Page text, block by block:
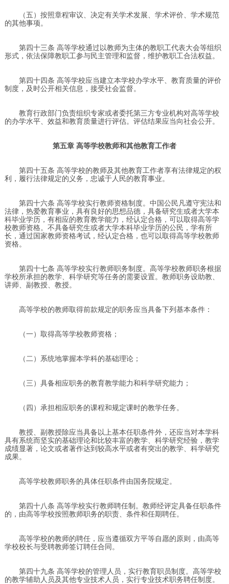
（五）按照章程审议、决定有关学术发展、学术评价、学术规范
的其他事项。
第四十三条 高等学校通过以教师为主体的教职工代表大会等组织
形式，依法保障教职工参与民主管理和监督，维护教职工合法权益。
第四十四条 高等学校应当建立本学校办学水平、教育质量的评价
制度，及时公开相关信息，接受社会监督。
教育行政部门负责组织专家或者委托第三方专业机构对高等学校
的办学水平、效益和教育质量进行评估。评估结果应当向社会公开。
第五章 高等学校教师和其他教育工作者
第四十五条 高等学校的教师及其他教育工作者享有法律规定的权
利，履行法律规定的义务，忠诚于人民的教育事业。
第四十六条 高等学校实行教师资格制度。中国公民凡遵守宪法和
法律，热爱教育事业，具有良好的思想品德，具备研究生或者大学本
科毕业学历，有相应的教育教学能力，经认定合格，可以取得高等学
校教师资格。不具备研究生或者大学本科毕业学历的公民，学有所
长，通过国家教师资格考试，经认定合格，也可以取得高等学校教师
资格。
第四十七条 高等学校实行教师职务制度。高等学校教师职务根据
学校所承担的教学、科学研究等任务的需要设置。教师职务设助教、
讲师、副教授、教授。
高等学校的教师取得前款规定的职务应当具备下列基本条件：
（一）取得高等学校教师资格；
（二）系统地掌握本学科的基础理论；
（三）具备相应职务的教育教学能力和科学研究能力；
（四）承担相应职务的课程和规定课时的教学任务。
教授、副教授除应当具备以上基本任职条件外，还应当对本学科
具有系统而坚实的基础理论和比较丰富的教学、科学研究经验，教学
成绩显著，论文或者著作达到较高水平或者有突出的教学、科学研究
成果。
高等学校教师职务的具体任职条件由国务院规定。
第四十八条 高等学校实行教师聘任制。教师经评定具备任职条件
的，由高等学校按照教师职务的职责、条件和任期聘任。
高等学校的教师的聘任，应当遵循双方平等自愿的原则，由高等
学校校长与受聘教师签订聘任合同。
第四十九条 高等学校的管理人员，实行教育职员制度。高等学校
的教学辅助人员及其他专业技术人员，实行专业技术职务聘任制度。